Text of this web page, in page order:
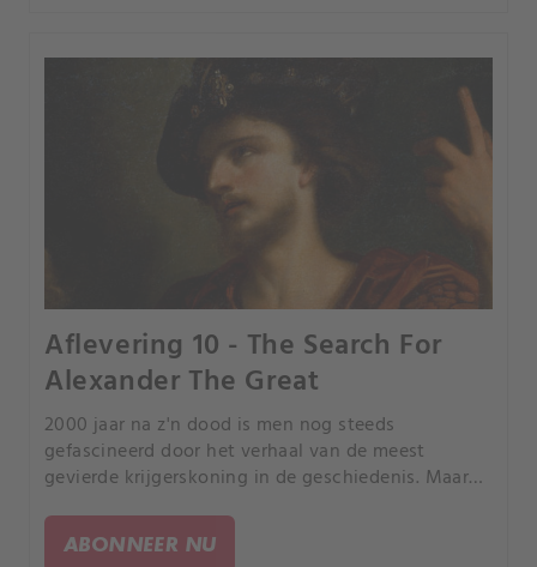
Aflevering 10 - The Search For
Alexander The Great
2000 jaar na z'n dood is men nog steeds
gefascineerd door het verhaal van de meest
gevierde krijgerskoning in de geschiedenis. Maar
gediscussieerd.
ABONNEER NU